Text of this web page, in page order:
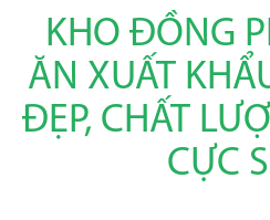
KHO ĐỒNG
ĂN XUẤT
ĐẸP, CHẤT
CỰC